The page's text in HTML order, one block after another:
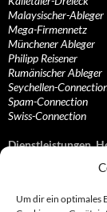
Um dir ein optimales
Malaysischer-Ableger
Mega-Firmennetz
Münchener Ableger
Philipp Reisener
Rumänischer Ableger
Seychellen-
Spam-Connection
Swiss-Connection
Dienstleistungen,
Bezahlsysteme,